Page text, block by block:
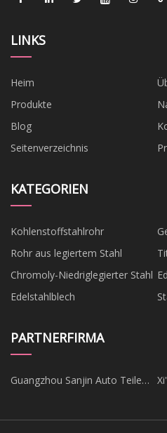
LINKS
Heim
Produkte
Blog
Seitenverzeichnis
KATEGORIEN
Kohlenstoffstahlrohr
Rohr aus legiertem Stahl
Chromoly-Niedriglegierter Stahl
Edelstahlblech
PARTNERFIRMA
Guangzhou Sanjin Auto Teile